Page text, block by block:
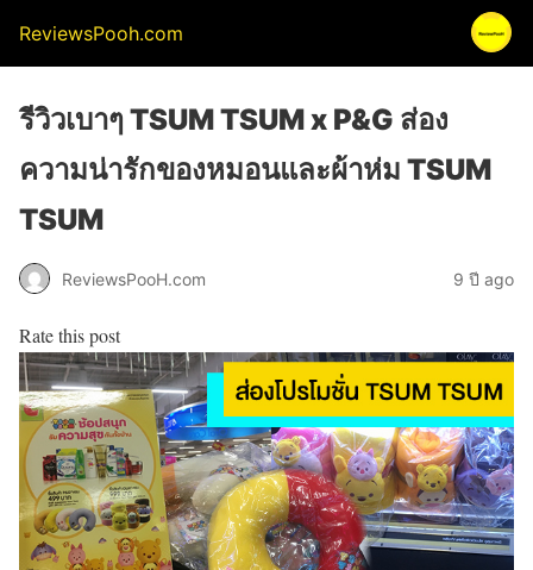
ReviewsPooh.com
รีวิวเบาๆ TSUM TSUM x P&G ส่อง
ความน่ารักของหมอนและผ้าห่ม TSUM
TSUM
ReviewsPooH.com 9 ปี ago
Rate this post